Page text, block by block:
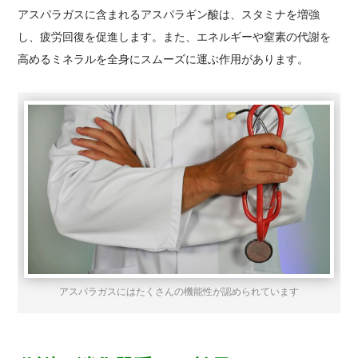
アスパラガスに含まれるアスパラギン酸は、スタミナを増強
し、疲労回復を促進します。また、エネルギーや窒素の代謝を
高めるミネラルを全身にスムーズに運ぶ作用があります。
アスパラガスにはたくさんの機能性が認められています